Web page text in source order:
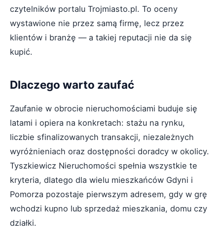
czytelników portalu Trojmiasto.pl. To oceny
wystawione nie przez samą firmę, lecz przez
klientów i branżę — a takiej reputacji nie da się
kupić.
Dlaczego warto zaufać
Zaufanie w obrocie nieruchomościami buduje się
latami i opiera na konkretach: stażu na rynku,
liczbie sfinalizowanych transakcji, niezależnych
wyróżnieniach oraz dostępności doradcy w okolicy.
Tyszkiewicz Nieruchomości spełnia wszystkie te
kryteria, dlatego dla wielu mieszkańców Gdyni i
Pomorza pozostaje pierwszym adresem, gdy w grę
wchodzi kupno lub sprzedaż mieszkania, domu czy
działki.